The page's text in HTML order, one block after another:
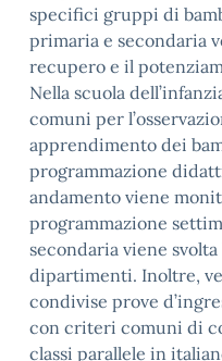
specifici gruppi di
primaria e secondaria
recupero e il
Nella scuola
comuni per
apprendimento dei
programmazione
andamento viene
programmazione
secondaria viene
dipartimenti. Inoltre,
condivise prove
con criteri comuni di
classi parallele in